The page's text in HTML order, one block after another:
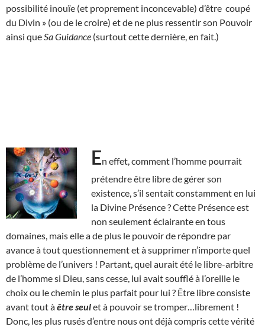
possibilité inouïe (et proprement inconcevable) d’être coupé
du Divin » (ou de le croire) et de ne plus ressentir son Pouvoir
ainsi que Sa Guidance (surtout cette dernière, en fait.)
En effet, comment l’homme pourrait
prétendre être libre de gérer son
existence, s’il sentait constamment en lui
la Divine Présence ? Cette Présence est
non seulement éclairante en tous
domaines, mais elle a de plus le pouvoir de répondre par
avance à tout questionnement et à supprimer n’importe quel
problème de l’univers ! Partant, quel aurait été le libre-arbitre
de l’homme si Dieu, sans cesse, lui avait soufflé à l’oreille le
choix ou le chemin le plus parfait pour lui ? Être libre consiste
avant tout àêtre seulet à pouvoir se tromper…librement !
Donc, les plus rusés d’entre nous ont déjà compris cette vérité